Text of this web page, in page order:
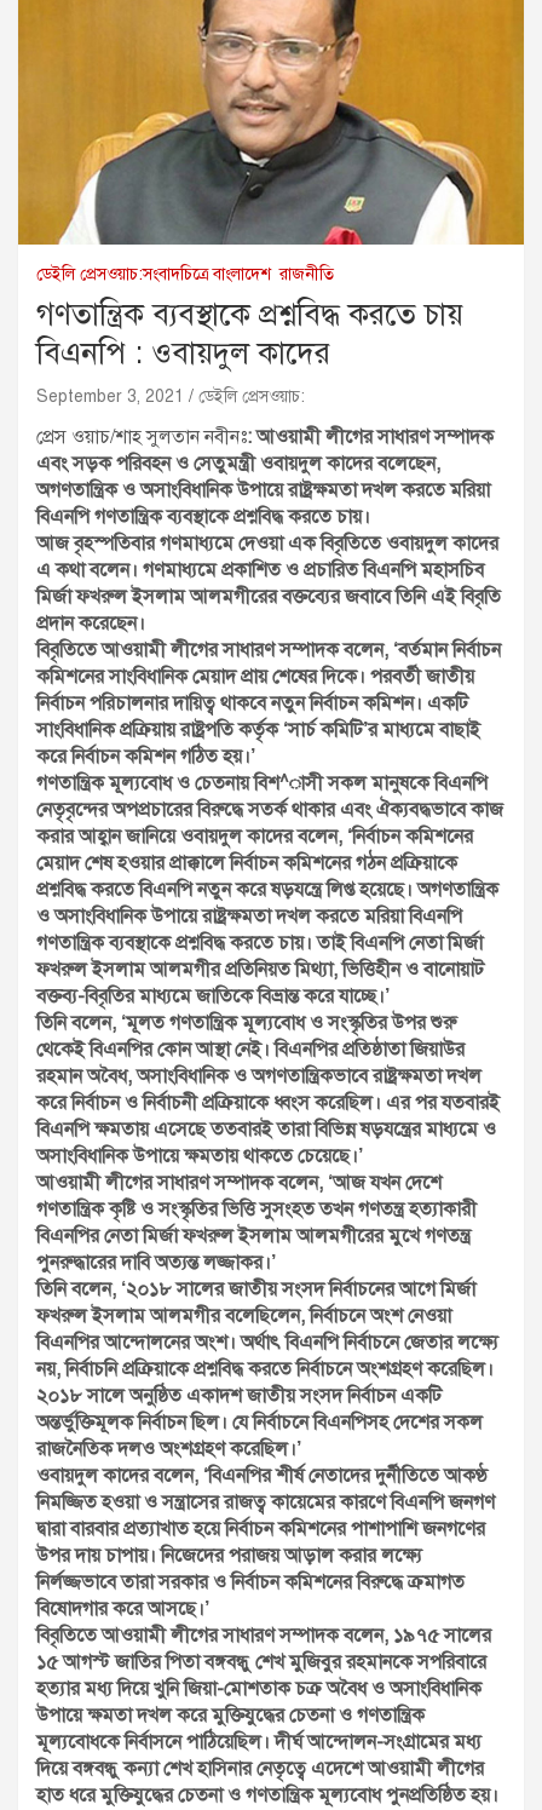
ডেইলি প্রেসওয়াচ:সংবাদচিত্রে বাংলাদেশ রাজনীতি
গণতান্ত্রিক ব্যবস্থাকে প্রশ্নবিদ্ধ করতে চায়
বিএনপি : ওবায়দুল কাদের
September 3, 2021 ডেইলি প্রেসওয়াচ:
প্রেস ওয়াচ/শাহ সুলতান নবীনঃ: আওয়ামী লীগের সাধারণ সম্পাদক
এবং সড়ক পরিবহন ও সেতুমন্ত্রী ওবায়দুল কাদের বলেছেন,
অগণতান্ত্রিক ও অসাংবিধানিক উপায়ে রাষ্ট্রক্ষমতা দখল করতে মরিয়া
বিএনপি গণতান্ত্রিক ব্যবস্থাকে প্রশ্নবিদ্ধ করতে চায়।
আজ বৃহস্পতিবার গণমাধ্যমে দেওয়া এক বিবৃতিতে ওবায়দুল কাদের
এ কথা বলেন। গণমাধ্যমে প্রকাশিত ও প্রচারিত বিএনপি মহাসচিব
মির্জা ফখরুল ইসলাম আলমগীরের বক্তব্যের জবাবে তিনি এই বিবৃতি
প্রদান করেছেন।
বিবৃতিতে আওয়ামী লীগের সাধারণ সম্পাদক বলেন, ‘বর্তমান নির্বাচন
কমিশনের সাংবিধানিক মেয়াদ প্রায় শেষের দিকে। পরবর্তী জাতীয়
নির্বাচন পরিচালনার দায়িত্ব থাকবে নতুন নির্বাচন কমিশন। একটি
সাংবিধানিক প্রক্রিয়ায় রাষ্ট্রপতি কর্তৃক ‘সার্চ কমিটি’র মাধ্যমে বাছাই
করে নির্বাচন কমিশন গঠিত হয়।’
গণতান্ত্রিক মূল্যবোধ ও চেতনায় বিশ^াসী সকল মানুষকে বিএনপি
নেতৃবৃন্দের অপপ্রচারের বিরুদ্ধে সতর্ক থাকার এবং ঐক্যবদ্ধভাবে কাজ
করার আহ্বান জানিয়ে ওবায়দুল কাদের বলেন, ‘নির্বাচন কমিশনের
মেয়াদ শেষ হওয়ার প্রাক্কালে নির্বাচন কমিশনের গঠন প্রক্রিয়াকে
প্রশ্নবিদ্ধ করতে বিএনপি নতুন করে ষড়যন্ত্রে লিপ্ত হয়েছে। অগণতান্ত্রিক
ও অসাংবিধানিক উপায়ে রাষ্ট্রক্ষমতা দখল করতে মরিয়া বিএনপি
গণতান্ত্রিক ব্যবস্থাকে প্রশ্নবিদ্ধ করতে চায়। তাই বিএনপি নেতা মির্জা
ফখরুল ইসলাম আলমগীর প্রতিনিয়ত মিথ্যা, ভিত্তিহীন ও বানোয়াট
বক্তব্য-বিবৃতির মাধ্যমে জাতিকে বিভ্রান্ত করে যাচ্ছে।’
তিনি বলেন, ‘মূলত গণতান্ত্রিক মূল্যবোধ ও সংস্কৃতির উপর শুরু
থেকেই বিএনপির কোন আস্থা নেই। বিএনপির প্রতিষ্ঠাতা জিয়াউর
রহমান অবৈধ, অসাংবিধানিক ও অগণতান্ত্রিকভাবে রাষ্ট্রক্ষমতা দখল
করে নির্বাচন ও নির্বাচনী প্রক্রিয়াকে ধ্বংস করেছিল। এর পর যতবারই
বিএনপি ক্ষমতায় এসেছে ততবারই তারা বিভিন্ন ষড়যন্ত্রের মাধ্যমে ও
অসাংবিধানিক উপায়ে ক্ষমতায় থাকতে চেয়েছে।’
আওয়ামী লীগের সাধারণ সম্পাদক বলেন, ‘আজ যখন দেশে
গণতান্ত্রিক কৃষ্টি ও সংস্কৃতির ভিত্তি সুসংহত তখন গণতন্ত্র হত্যাকারী
বিএনপির নেতা মির্জা ফখরুল ইসলাম আলমগীরের মুখে গণতন্ত্র
পুনরুদ্ধারের দাবি অত্যন্ত লজ্জাকর।’
তিনি বলেন, ‘২০১৮ সালের জাতীয় সংসদ নির্বাচনের আগে মির্জা
ফখরুল ইসলাম আলমগীর বলেছিলেন, নির্বাচনে অংশ নেওয়া
বিএনপির আন্দোলনের অংশ। অর্থাৎ বিএনপি নির্বাচনে জেতার লক্ষ্যে
নয়, নির্বাচনি প্রক্রিয়াকে প্রশ্নবিদ্ধ করতে নির্বাচনে অংশগ্রহণ করেছিল।
২০১৮ সালে অনুষ্ঠিত একাদশ জাতীয় সংসদ নির্বাচন একটি
অন্তর্ভুক্তিমূলক নির্বাচন ছিল। যে নির্বাচনে বিএনপিসহ দেশের সকল
রাজনৈতিক দলও অংশগ্রহণ করেছিল।’
ওবায়দুল কাদের বলেন, ‘বিএনপির শীর্ষ নেতাদের দুর্নীতিতে আকণ্ঠ
নিমজ্জিত হওয়া ও সন্ত্রাসের রাজত্ব কায়েমের কারণে বিএনপি জনগণ
দ্বারা বারবার প্রত্যাখাত হয়ে নির্বাচন কমিশনের পাশাপাশি জনগণের
উপর দায় চাপায়। নিজেদের পরাজয় আড়াল করার লক্ষ্যে
নির্লজ্জভাবে তারা সরকার ও নির্বাচন কমিশনের বিরুদ্ধে ক্রমাগত
বিষোদগার করে আসছে।’
বিবৃতিতে আওয়ামী লীগের সাধারণ সম্পাদক বলেন, ১৯৭৫ সালের
১৫ আগস্ট জাতির পিতা বঙ্গবন্ধু শেখ মুজিবুর রহমানকে সপরিবারে
হত্যার মধ্য দিয়ে খুনি জিয়া-মোশতাক চক্র অবৈধ ও অসাংবিধানিক
উপায়ে ক্ষমতা দখল করে মুক্তিযুদ্ধের চেতনা ও গণতান্ত্রিক
মূল্যবোধকে নির্বাসনে পাঠিয়েছিল। দীর্ঘ আন্দোলন-সংগ্রামের মধ্য
দিয়ে বঙ্গবন্ধু কন্যা শেখ হাসিনার নেতৃত্বে এদেশে আওয়ামী লীগের
হাত ধরে মুক্তিযুদ্ধের চেতনা ও গণতান্ত্রিক মূল্যবোধ পুনপ্রতিষ্ঠিত হয়।